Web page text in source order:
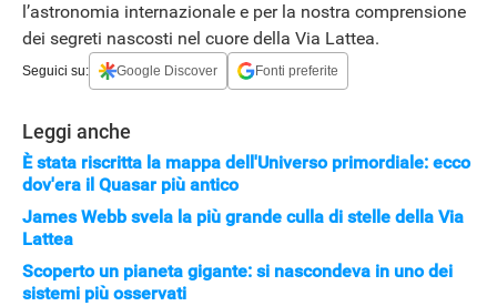
STREAMING E SERIE TV
l’astronomia internazionale e per la nostra comprensione
dei segreti nascosti nel cuore della Via Lattea.
Seguici su: Google Discover Fonti preferite
Leggi anche
È stata riscritta la mappa dell'Universo primordiale: ecco
dov'era il Quasar più antico
James Webb svela la più grande culla di stelle della Via
Lattea
Scoperto un pianeta gigante: si nascondeva in uno dei
sistemi più osservati